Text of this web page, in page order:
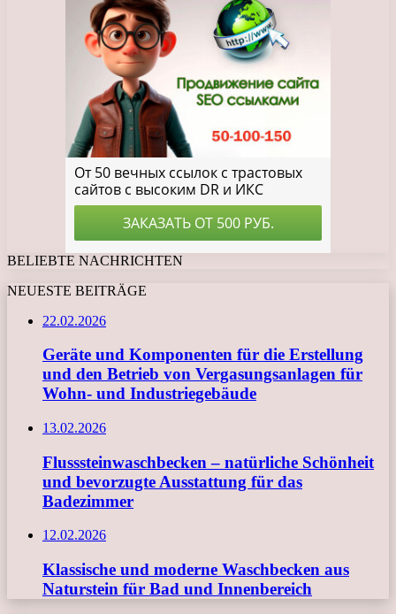
BELIEBTE NACHRICHTEN
NEUESTE BEITRÄGE
22.02.2026
Geräte und Komponenten für die Erstellung
und den Betrieb von Vergasungsanlagen für
Wohn- und Industriegebäude
13.02.2026
Flusssteinwaschbecken – natürliche Schönheit
und bevorzugte Ausstattung für das
Badezimmer
12.02.2026
Klassische und moderne Waschbecken aus
Naturstein für Bad und Innenbereich